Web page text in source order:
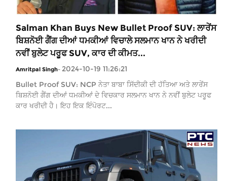
Salman Khan Buys New Bullet Proof SUV: ਲਾਰੇਂਸ
ਬਿਸ਼ਨੋਈ ਗੈਂਗ ਦੀਆਂ ਧਮਕੀਆਂ ਵਿਚਾਲੇ ਸਲਮਾਨ ਖਾਨ ਨੇ ਖਰੀਦੀ
ਨਵੀਂ ਬੁਲੇਟ ਪਰੂਫ SUV, ਕਾਰ ਦੀ ਕੀਮਤ...
Amritpal Singh- 2024-10-19 11:26:21
Bullet Proof SUV: NCP ਨੇਤਾ ਬਾਬਾ ਸਿੱਦੀਕੀ ਦੀ ਹੱਤਿਆ ਅਤੇ ਲਾਰੇਂਸ
ਬਿਸ਼ਨੋਈ ਗੈਂਗ ਦੀਆਂ ਧਮਕੀਆਂ ਦੇ ਵਿਚਕਾਰ ਸਲਮਾਨ ਖਾਨ ਨੇ ਨਵੀਂ ਬੁਲੇਟ ਪਰੂਫ
ਕਾਰ ਖਰੀਦੀ ਹੈ। ਇਹ ਇਕ ਇੰਪੋਰਟ...